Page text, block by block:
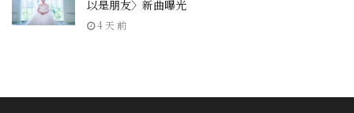
以是朋友〉新曲曝光
4 天 前